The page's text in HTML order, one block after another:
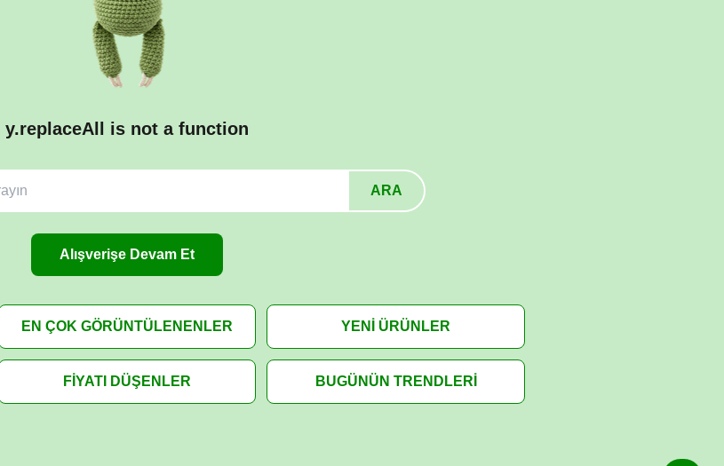
y.replaceAll is not a function
ARA
Alışverişe Devam Et
EN ÇOK GÖRÜNTÜLENENLER YENİ ÜRÜNLER
FİYATI DÜŞENLER BUGÜNÜN TRENDLERİ